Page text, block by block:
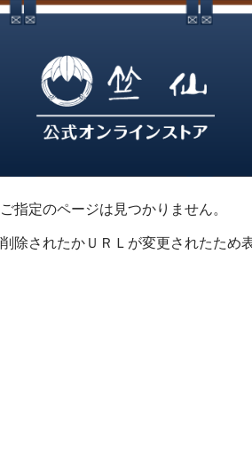
ご指定のページは見つかりません。
削除されたかＵＲＬが変更されたため